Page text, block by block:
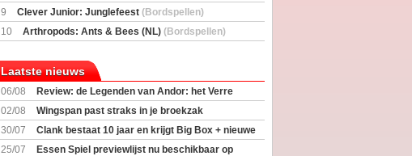
(77059)(Ideas)
9 Clever Junior: Junglefeest (Bordspellen)
10
Arthropods: Ants & Bees (NL) (Bordspellen)
Laatste nieuws
06/08
Review: de Legenden van Andor: het Verre
Land
02/08
Wingspan past straks in je broekzak
30/07
Clank bestaat 10 jaar en krijgt Big Box + nieuwe
uitbreiding
25/07
Essen Spiel previewlijst nu beschikbaar op